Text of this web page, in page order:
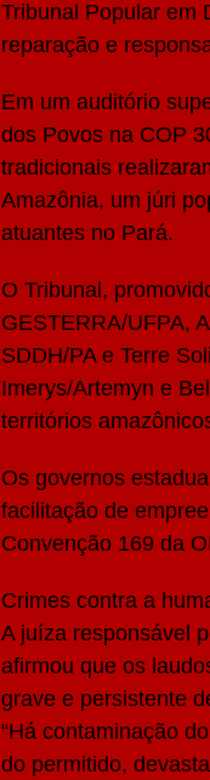
Share
Tribunal Popular em
reparação e
Em um auditório
dos Povos na COP
tradicionais
Amazônia, um júri
atuantes no Pará.
O Tribunal,
GESTERRA/UFPA,
SDDH/PA e Terre
Imerys/Artemyn e
territórios
Os governos
facilitação de
Convenção 169 da
Crimes contra a
A juíza responsável
afirmou que os
grave e persistente
“Há contaminação
do permitido,